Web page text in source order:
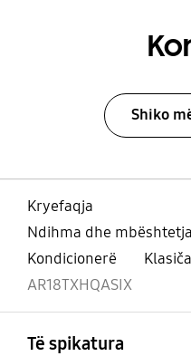
Shiko
Kryefaqja
Ndihma dhe
Kondicionerë
AR18TXHQASIX
Të spikatura